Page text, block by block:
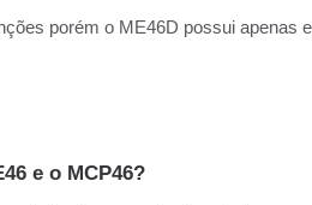
porém o ME46D possui apenas
e o MCP46?